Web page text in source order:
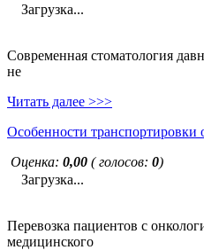
Загрузка...
Современная стоматология
не
Читать далее >>>
Особенности транспортировки
Оценка: 0,00 ( голосов: 0)
Загрузка...
Перевозка пациентов с
медицинского